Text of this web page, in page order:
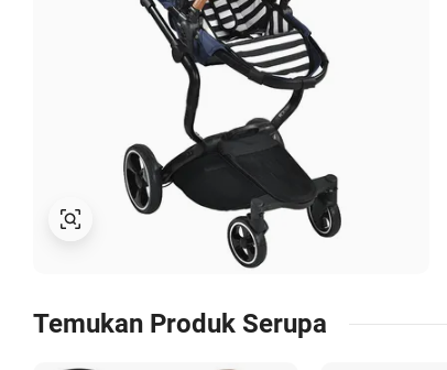
Temukan Produk Serupa